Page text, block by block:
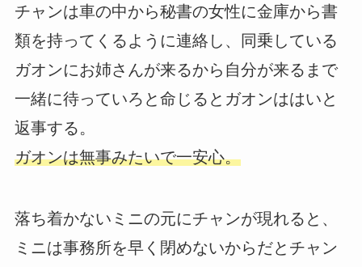
チャンは車の中から秘書の女性に金庫から書
類を持ってくるように連絡し、同乗している
ガオンにお姉さんが来るから自分が来るまで
一緒に待っていろと命じるとガオンははいと
返事する。
ガオンは無事みたいで一安心。
落ち着かないミニの元にチャンが現れると、
ミニは事務所を早く閉めないからだとチャン